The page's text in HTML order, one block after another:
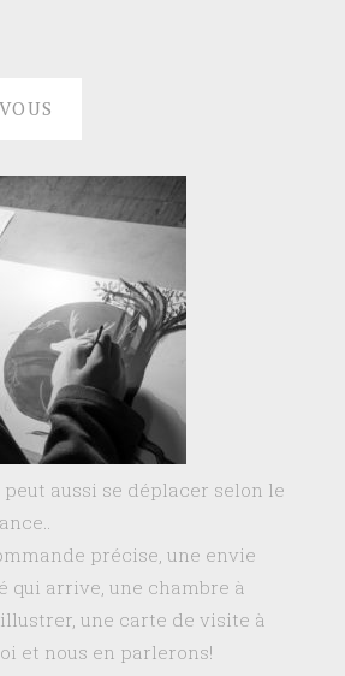
peut aussi se déplacer selon le
précise, une envie
qui arrive, une chambre à
une carte de visite à
et nous en parlerons!